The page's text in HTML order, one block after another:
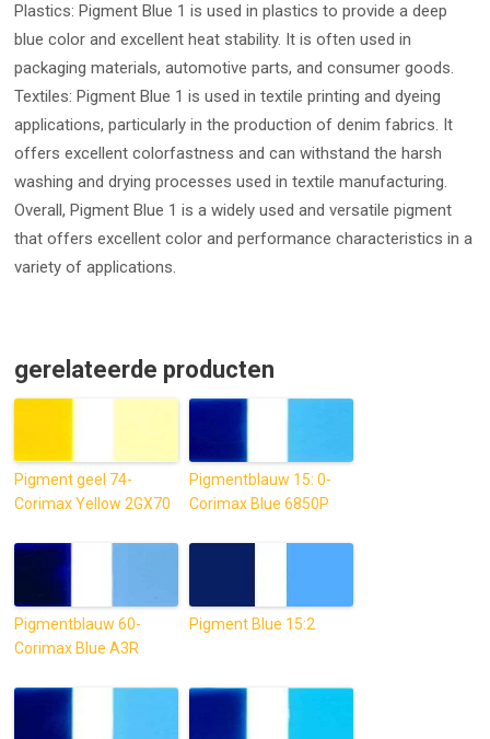
Plastics: Pigment Blue 1 is used in plastics to provide a deep
blue color and excellent heat stability. It is often used in
packaging materials, automotive parts, and consumer goods.
Textiles: Pigment Blue 1 is used in textile printing and dyeing
applications, particularly in the production of denim fabrics. It
offers excellent colorfastness and can withstand the harsh
washing and drying processes used in textile manufacturing.
Overall, Pigment Blue 1 is a widely used and versatile pigment
that offers excellent color and performance characteristics in a
variety of applications.
gerelateerde producten
Pigment geel 74-
Corimax Yellow 2GX70
Pigmentblauw 15: 0-
Corimax Blue 6850P
Pigmentblauw 60-
Corimax Blue A3R
Pigment Blue 15:2